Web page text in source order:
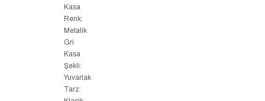
Kasa
Renk:
Metalik
Gri
Kasa
Şekli:
Yuvarlak
Tarz: